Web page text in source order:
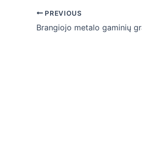
Post
navigation
PREVIOUS